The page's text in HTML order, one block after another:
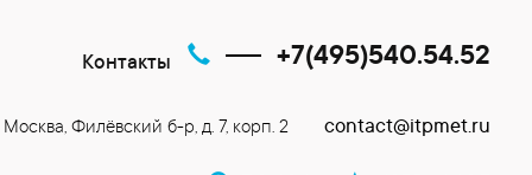
Контакты +7(495)540.54.52
Москва, Филёвский б-р, д. 7, корп. 2 contact@itpmet.ru